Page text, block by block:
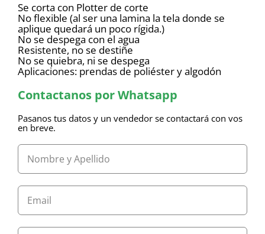
Se corta con Plotter de corte
No flexible (al ser una lamina la tela donde se
aplique quedará un poco rígida.)
No se despega con el agua
Resistente, no se destiñe
No se quiebra, ni se despega
Aplicaciones: prendas de poliéster y algodón
Contactanos por Whatsapp
Pasanos tus datos y un vendedor se contactará con vos
en breve.